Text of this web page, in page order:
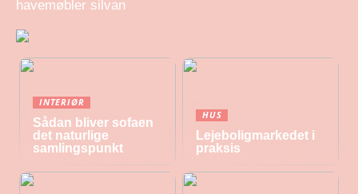
havemøbler silvan
INTERIØR
Sådan bliver sofaen
det naturlige
samlingspunkt
HUS
Lejeboligmarkedet i
praksis